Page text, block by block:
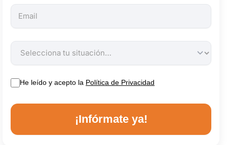
He leído y acepto la Política de Privacidad
¡Infórmate ya!